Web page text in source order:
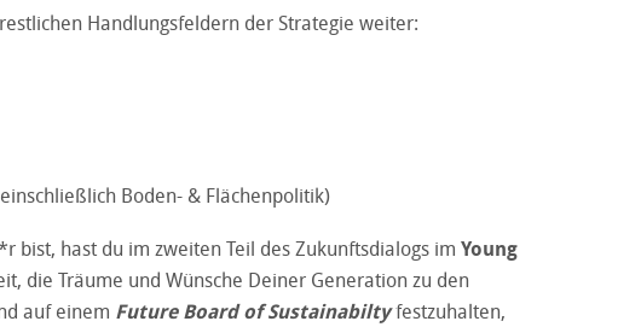
Handlungsfeldern der Strategie weiter:
Boden- & Flächenpolitik)
bist, hast du im zweiten Teil des Zukunftsdialogs im Young
die Träume und Wünsche Deiner Generation zu den
auf einem Future Board of Sustainabiltyfestzuhalten,